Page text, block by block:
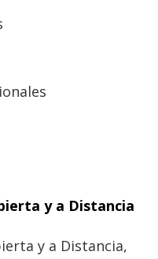
y a Distancia
y a Distancia,